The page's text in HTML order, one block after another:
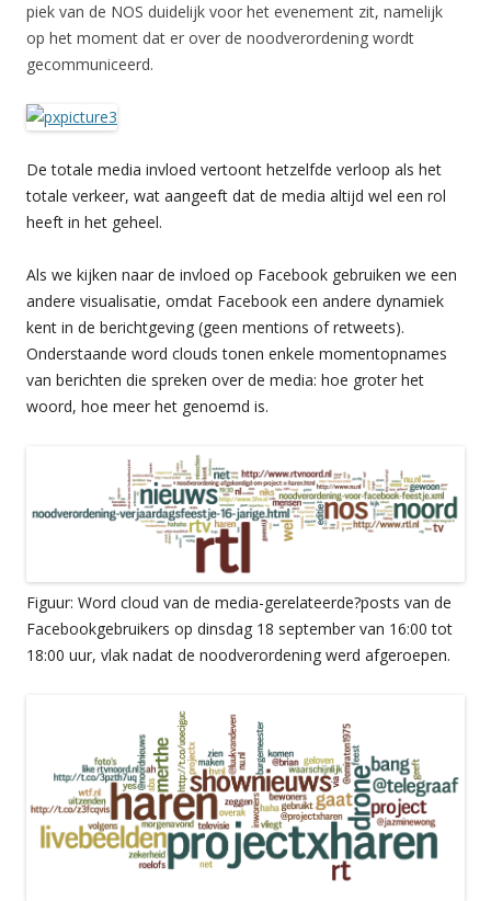
piek van de NOS duidelijk voor het evenement zit, namelijk
op het moment dat er over de noodverordening wordt
gecommuniceerd.
De totale media invloed vertoont hetzelfde verloop als het
totale verkeer, wat aangeeft dat de media altijd wel een rol
heeft in het geheel.
Als we kijken naar de invloed op Facebook gebruiken we een
andere visualisatie, omdat Facebook een andere dynamiek
kent in de berichtgeving (geen mentions of retweets).
Onderstaande word clouds tonen enkele momentopnames
van berichten die spreken over de media: hoe groter het
woord, hoe meer het genoemd is.
Figuur: Word cloud van de media-gerelateerde?posts van de
Facebookgebruikers op dinsdag 18 september van 16:00 tot
18:00 uur, vlak nadat de noodverordening werd afgeroepen.